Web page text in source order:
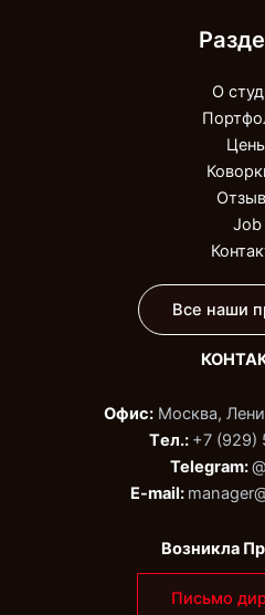
О
Job
Все наши
Офис: Москва,
Tел.: +7 (929)
Telegram:
E-mail:
Возникла
Письмо